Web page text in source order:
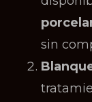
sin